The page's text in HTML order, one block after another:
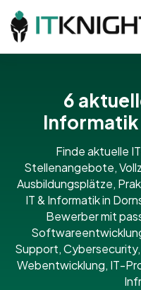
6
Finde aktuelle
Stellenangebote,
Ausbildungsplätze,
IT & Informatik in
Bewerber mit
Support,
Webentwicklung, IT-